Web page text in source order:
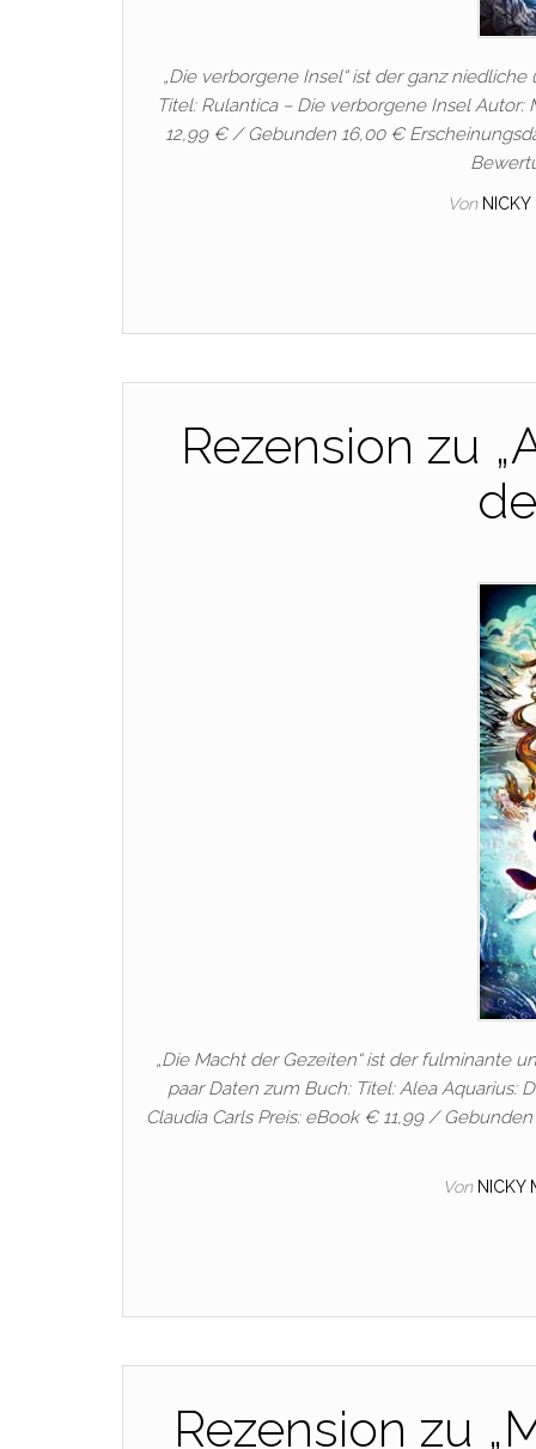
„Die verborgene Insel“ ist der ganz
Titel: Rulantica – Die verborgene Insel Autor:
12,99 € / Gebunden 16,00 €
Von
Rezension zu
„Die Macht der Gezeiten“ ist der fulminante
paar Daten zum Buch: Titel: Alea Aquarius:
Claudia Carls Preis: eBook € 11,99 /
Von NICKY
Rezension zu